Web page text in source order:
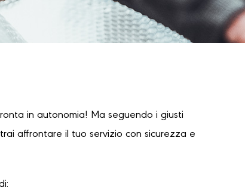
in autonomia! Ma seguendo i giusti
affrontare il tuo servizio con sicurezza e